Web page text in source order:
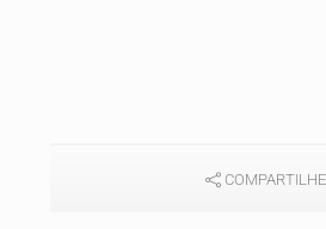
COMPARTILHE